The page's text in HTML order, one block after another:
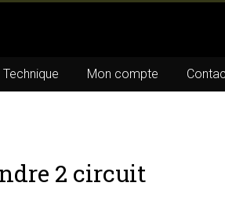
Technique Mon compte
2 circuit